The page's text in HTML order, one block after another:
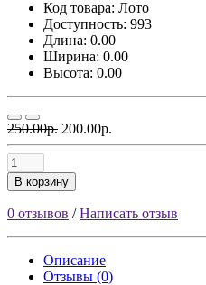
Код товара: Лото
Доступность: 993
Длина: 0.00
Ширина: 0.00
Высота: 0.00
250.00р. 200.00р.
В корзину
0 отзывов /Написать отзыв
Описание
Отзывы (0)